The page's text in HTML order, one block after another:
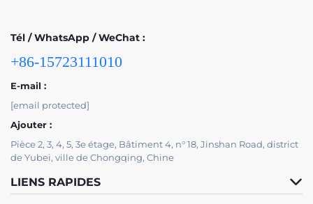
Tél / WhatsApp / WeChat :
+86-15723111010
E-mail :
[email protected]
Ajouter :
Pièce 2, 3, 4, 5, 3e étage, Bâtiment 4, n° 18, Jinshan Road, district
de Yubei, ville de Chongqing, Chine
LIENS RAPIDES